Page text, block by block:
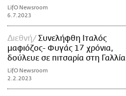
LifO Newsroom
6.7.2023
Διεθνή
Συνελήφθη Ιταλός
μαφιόζος- Φυγάς 17 χρόνια,
δούλευε σε πιτσαρία στη Γαλλία
LifO Newsroom
2.2.2023